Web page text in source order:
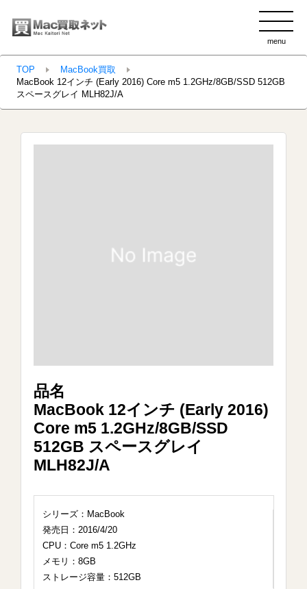
menu
TOP
MacBook買取
MacBook 12インチ (Early 2016) Core m5 1.2GHz/8GB/SSD 512GB
スペースグレイ MLH82J/A
品名
MacBook 12インチ (Early 2016)
Core m5 1.2GHz/8GB/SSD
512GB スペースグレイ
MLH82J/A
シリーズ：MacBook
発売日：2016/4/20
CPU：Core m5 1.2GHz
メモリ：8GB
ストレージ容量：512GB